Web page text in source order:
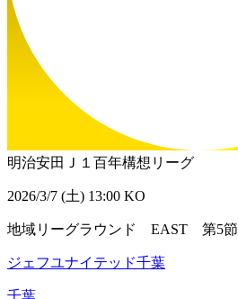
明治安田Ｊ１百年構想リーグ
2026/3/7 (土) 13:00 KO
地域リーグラウンド EAST 第5節
ジェフユナイテッド千葉
千葉